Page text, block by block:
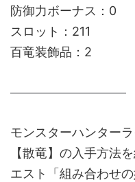
防御力ボーナス：0
スロット：211
百竜装飾品：2
モンスターハンター
【散竜】の入手方法
エスト「組み合わせ